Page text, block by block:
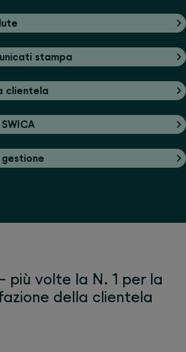
stampa
clientela
più volte la N. 1 per la
della clientela